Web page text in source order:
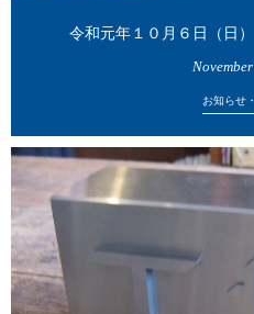
令和元年１０月６日（日
November
お知らせ